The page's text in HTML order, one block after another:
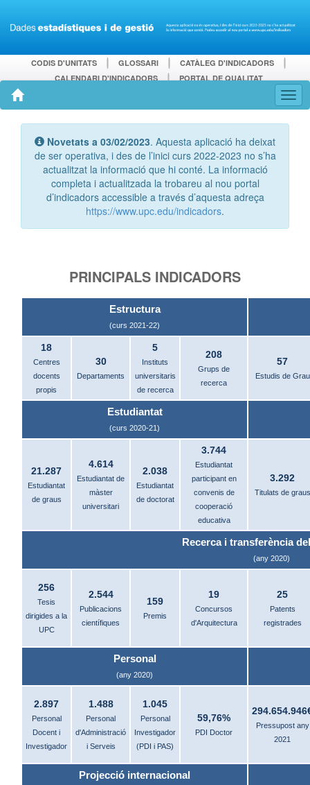
CODIS D'UNITATS GLOSSARI
CATÀLEG D'INDICADORS
CALENDARI D'INDICADORS
PORTAL DE QUALITAT
Novetats a 03/02/2023. Aquesta aplicació ha deixat
de ser operativa, i des de l’inici curs 2022-2023 no s’ha
actualitzat la informació que hi conté. La informació
completa i actualitzada la trobareu al nou portal
d’indicadors accessible a través d’aquesta adreça
https://www.upc.edu/indicadors.
PRINCIPALS INDICADORS
Estructura
(curs 2021-22)
18
Centres
docents
propis
30
Departaments
5
Instituts
universitaris
de recerca
208
Grups de
recerca
57
Estudis de Grau
Estudiantat
(curs 2020-21)
21.287
Estudiantat
de graus
4.614
Estudiantat de
màster
universitari
2.038
Estudiantat
de doctorat
3.744
Estudiantat
participant en
convenis de
cooperació
educativa
3.292
Titulats de graus
Recerca i transferència
(any 2020)
256
Tesis
dirigides a la
UPC
2.544
Publicacions
científiques
159
Premis
19
Concursos
d'Arquitectura
25
Patents
registrades
Personal
(any 2020)
2.897
Personal
Docent i
Investigador
1.488
Personal
d'Administració
i Serveis
1.045
Personal
Investigador
(PDI i PAS)
59,76%
PDI Doctor
Pressupost any
2021
Projecció internacional